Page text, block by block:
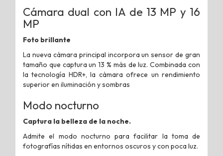
Cámara dual con IA de 13 MP y 16
MP
Foto brillante
La nueva cámara principal incorpora un sensor de gran
tamaño que captura un 13 % más de luz. Combinada con
la tecnología HDR+, la cámara ofrece un rendimiento
superior en iluminación y sombras
Modo nocturno
Captura la belleza de la noche.
Admite el modo nocturno para facilitar la toma de
fotografías nítidas en entornos oscuros y con poca luz.